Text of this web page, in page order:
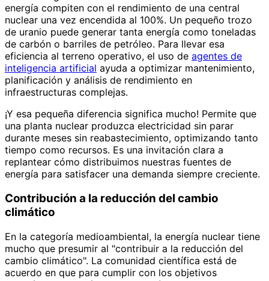
energía compiten con el rendimiento de una central
nuclear una vez encendida al 100%. Un pequeño trozo
de uranio puede generar tanta energía como toneladas
de carbón o barriles de petróleo. Para llevar esa
eficiencia al terreno operativo, el uso de agentes de
inteligencia artificial ayuda a optimizar mantenimiento,
planificación y análisis de rendimiento en
infraestructuras complejas.
¡Y esa pequeña diferencia significa mucho! Permite que
una planta nuclear produzca electricidad sin parar
durante meses sin reabastecimiento, optimizando tanto
tiempo como recursos. Es una invitación clara a
replantear cómo distribuimos nuestras fuentes de
energía para satisfacer una demanda siempre creciente.
Contribución a la reducción del cambio
climático
En la categoría medioambiental, la energía nuclear tiene
mucho que presumir al "contribuir a la reducción del
cambio climático". La comunidad científica está de
acuerdo en que para cumplir con los objetivos